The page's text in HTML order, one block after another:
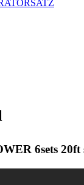
6sets